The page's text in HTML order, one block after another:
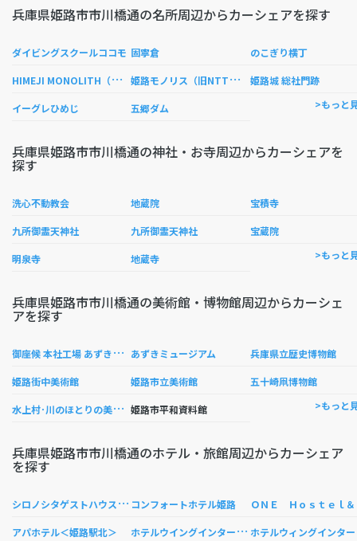
兵庫県姫路市市川橋通の名所周辺からカーシェアを探す
ダイビングスクールココモ 固寧倉 のこぎり横丁
H
IMEJI MONOLITH（旧逓信省姫路別館） 姫
路モノリス（旧NTT西日本兵庫支店姫路2号館） 姫路城 総社門跡
イーグレひめじ 五郷ダム >もっと
兵庫県姫路市市川橋通の神社・お寺周辺からカーシェアを
探す
洗心不動教会 地蔵院 宝積寺
九所御霊天神社 九所御霊天神社 宝蔵院
明泉寺 地蔵寺 >もっと
兵庫県姫路市市川橋通の美術館・博物館周辺からカーシェ
アを探す
御
座候 本社工場 あずきミュージアム あずきミュージアム 兵庫県立歴史博物館
姫路街中美術館 姫路市立美術館 五十崎凧博物館
水
上村･川のほとりの美術館 姫路市平和資料館 >もっと
兵庫県姫路市市川橋通のホテル・旅館周辺からカーシェア
を探す
シ
ロノシタゲストハウス 姫路のお宿 コンフォートホテル姫路
アパホテル＜姫路駅北＞ ホ
テルウイングインターナショナル姫路